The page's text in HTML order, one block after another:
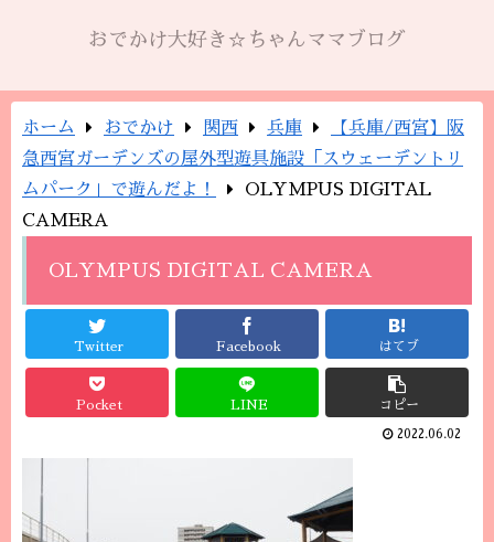
おでかけ大好き☆ちゃんママブログ
ホーム おでかけ 関西 兵庫
【兵庫/西宮】阪
急西宮ガーデンズの屋外型遊具施設「スウェーデントリ
ムパーク」で遊んだよ！
OLYMPUS DIGITAL
CAMERA
OLYMPUS DIGITAL CAMERA
Twitter Facebook はてブ
Pocket LINE コピー
2022.06.02